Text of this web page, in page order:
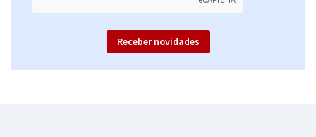
Receber novidades